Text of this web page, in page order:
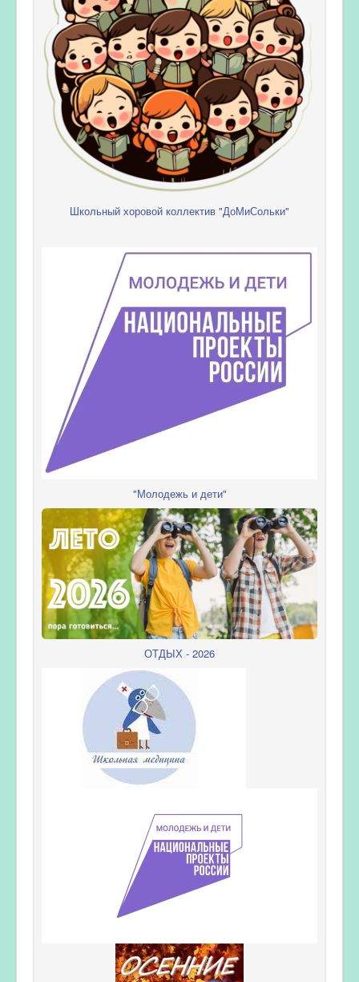
Школьный хоровой коллектив "ДоМиСольки"
"Молодежь и дети"
ОТДЫХ - 2026